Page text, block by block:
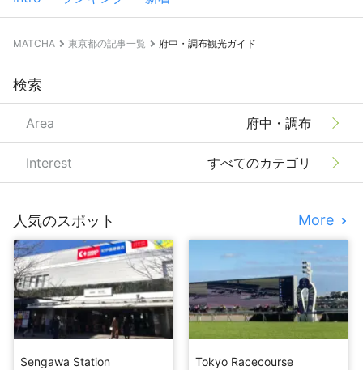
MATCHA 東京都の記事一覧 府中・調布観光ガイド
検索
Area 府中・調布
Interest すべてのカテゴリ
人気のスポット More
Sengawa Station Tokyo Racecourse